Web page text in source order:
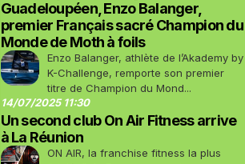
Guadeloupéen, Enzo Balanger,
premier Français sacré Champion du
Monde de Moth à foils
Enzo Balanger, athlète de l’Akademy by
K-Challenge, remporte son premier
titre de Champion du Mond...
14/07/2025 11:30
Un second club On Air Fitness arrive
à La Réunion
ON AIR, la franchise fitness la plus